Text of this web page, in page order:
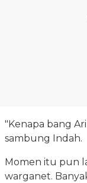
"Kenapa bang
sambung Indah.
Momen itu pun
warganet.